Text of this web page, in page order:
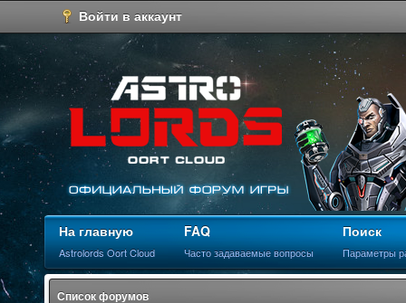
Войти в аккаунт
На главную
Astrolords Oort Cloud
FAQ
Часто задаваемые вопросы
Поиск
Параметры
Список форумов